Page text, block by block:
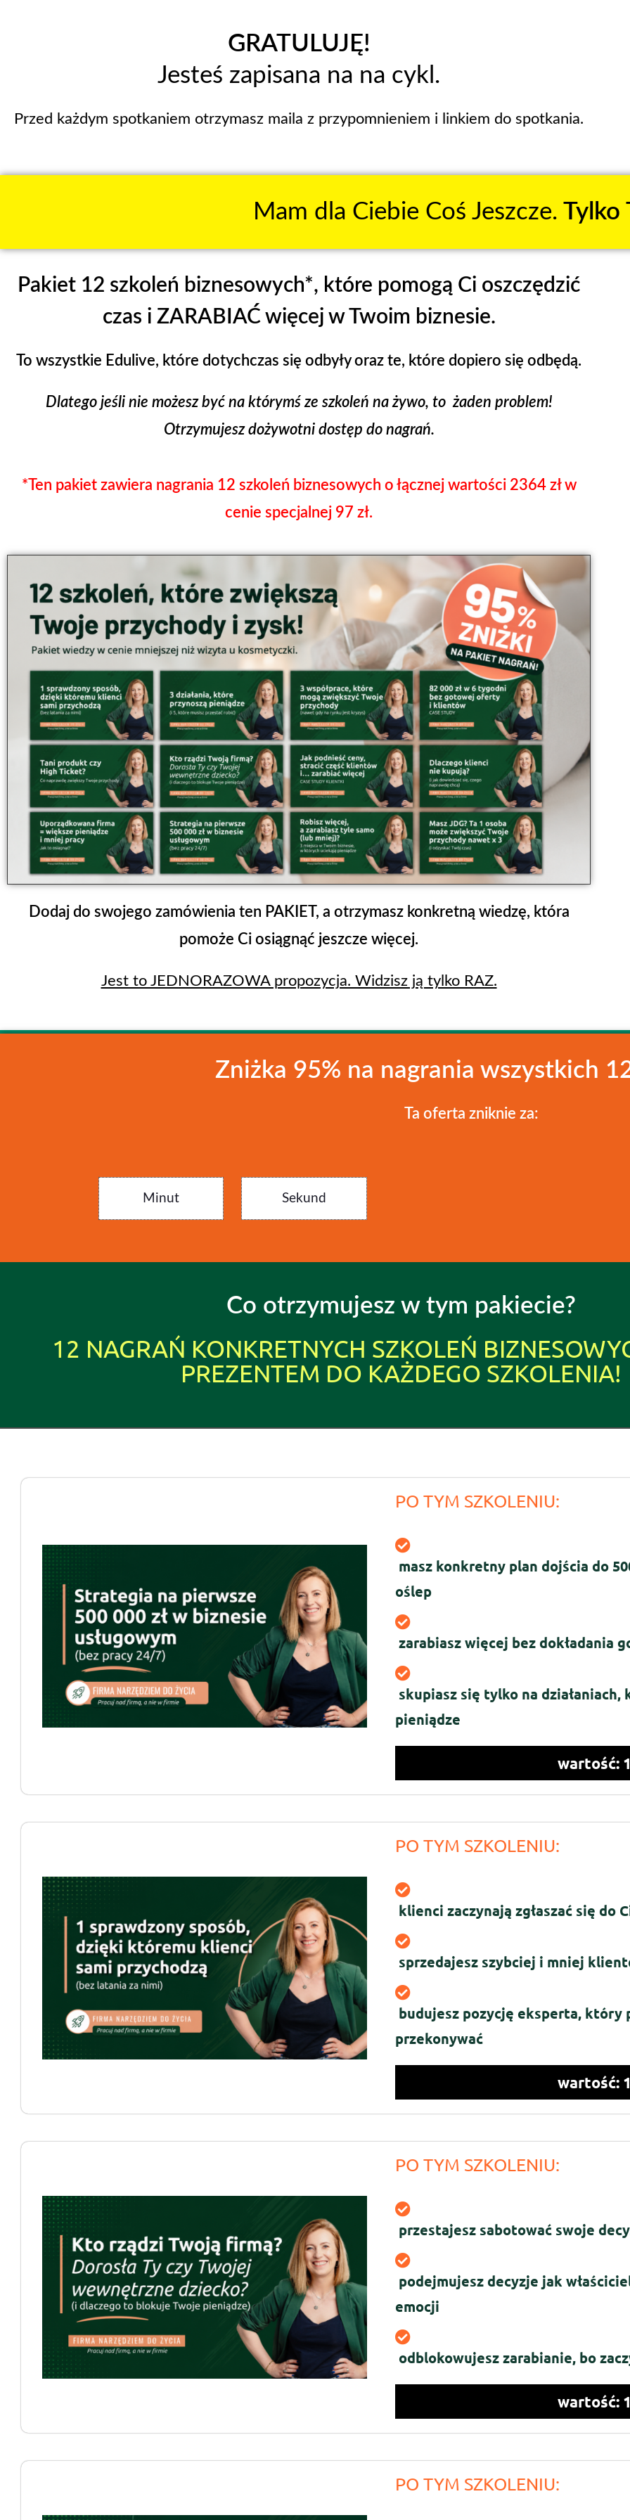
GRATULUJĘ!
Jesteś zapisana na na cykl.
Przed każdym spotkaniem otrzymasz maila z przypomnieniem i linkiem do spotkania.
Mam dla Ciebie Coś Jeszcze. Tylko
Pakiet 12 szkoleń biznesowych*, które pomogą Ci oszczędzić
czas i ZARABIAĆ więcej w Twoim biznesie.
To wszystkie Edulive, które dotychczas się odbyły oraz te, które dopiero się odbędą.
Dlatego jeśli nie możesz być na którymś ze szkoleń na żywo, to żaden problem!
Otrzymujesz dożywotni dostęp do nagrań.
*Ten pakiet zawiera nagrania 12 szkoleń biznesowych o łącznej wartości 2364 złw
cenie specjalnej 97 zł.
Dodaj do swojego zamówienia ten PAKIET, a otrzymasz konkretną wiedzę, która
pomoże Ci osiągnąć jeszcze więcej.
Jest to JEDNORAZOWA propozycja. Widzisz ją tylko RAZ.
Zniżka 95% na nagrania wszystkich
Ta oferta zniknie za:
Minut Sekund
Co otrzymujesz w tym pakiecie?
12 NAGRAŃ KONKRETNYCH SZKOLEŃ
PREZENTEM DO KAŻDEGO SZKOLENIA!
PO TYM SZKOLENIU:
masz konkretny plan dojścia do
oślep
zarabiasz więcej bez dokładania
skupiasz się tylko na
pieniądze
wartość:
PO TYM SZKOLENIU:
klienci zaczynają zgłaszać się do
sprzedajesz szybciej i mniej
budujesz pozycję eksperta, który
przekonywać
wartość:
PO TYM SZKOLENIU:
przestajesz sabotować swoje
podejmujesz decyzje jak
emocji
odblokowujesz zarabianie, bo
wartość:
PO TYM SZKOLENIU: